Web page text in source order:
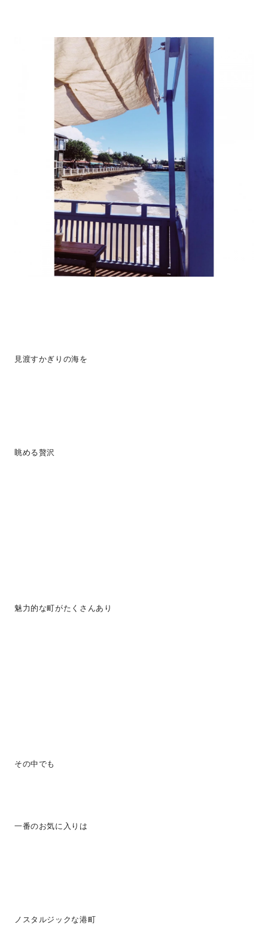
見渡すかぎりの海を
眺める贅沢
魅力的な町がたくさんあり
その中でも
一番のお気に入りは
ノスタルジックな港町